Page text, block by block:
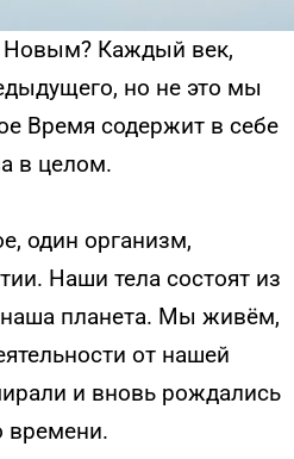
Новым? Каждый век,
но не это мы
Время содержит в себе
в целом.
один организм,
Наши тела состоят из
наша планета. Мы живём,
от нашей
и вновь рождались
времени.